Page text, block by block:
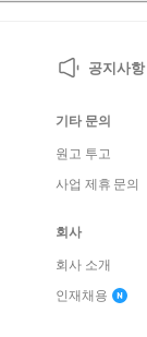
공지사항
기타 문의
원고 투고
사업 제휴 문의
회사
회사 소개
인재채용